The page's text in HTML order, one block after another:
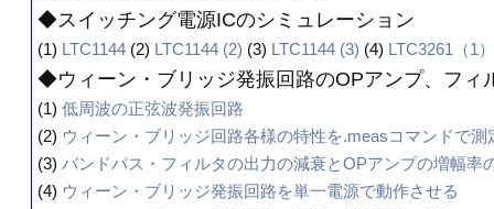
◆スイッチング電源ICのシミュレーション
(1) LTC1144 (2) LTC1144 (2) (3) LTC1144 (3) (4) LTC3261（1）
◆ウィーン・ブリッジ発振回路のOPアンプ、フィ
(1) 低周波の正弦波発振回路
(2) ウィーン・ブリッジ回路各様の特性を.measコマンドで測
(3) バンドパス・フィルタの出力の減衰とOPアンプの増幅率
(4) ウィーン・ブリッジ発振回路を単一電源で動作させる